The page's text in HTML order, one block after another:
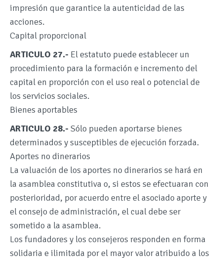
impresión que garantice la autenticidad de las
acciones.
Capital proporcional
ARTICULO 27.- El estatuto puede establecer un
procedimiento para la formación e incremento del
capital en proporción con el uso real o potencial de
los servicios sociales.
Bienes aportables
ARTICULO 28.- Sólo pueden aportarse bienes
determinados y susceptibles de ejecución forzada.
Aportes no dinerarios
La valuación de los aportes no dinerarios se hará en
la asamblea constitutiva o, si estos se efectuaran con
posterioridad, por acuerdo entre el asociado aporte y
el consejo de administración, el cual debe ser
sometido a la asamblea.
Los fundadores y los consejeros responden en forma
solidaria e ilimitada por el mayor valor atribuido a los